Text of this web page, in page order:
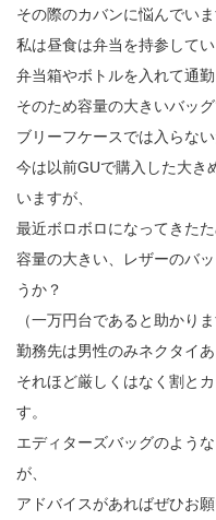
その際のカバンに悩んでいま
私は昼食は弁当を持参してい
弁当箱やボトルを入れて通勤
そのため容量の大きいバッ
ブリーフケースでは入らない
今は以前GUで購入した大き
いますが、
最近ボロボロになってきた
容量の大きい、レザーのバ
うか？
（一万円台であると助かりま
勤務先は男性のみネクタイあ
それほど厳しくはなく割と
す。
エディターズバッグのよう
が、
アドバイスがあればぜひお願